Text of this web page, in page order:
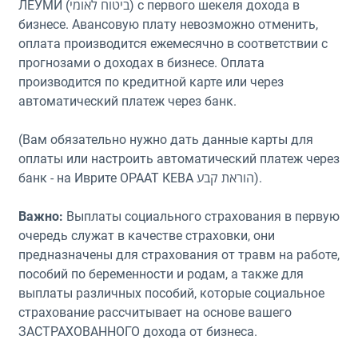
ЛЕУМИ (ביטוח לאומי) с первого шекеля дохода в
бизнесе. Авансовую плату невозможно отменить,
оплата производится ежемесячно в соответствии с
прогнозами о доходах в бизнесе. Оплата
производится по кредитной карте или через
автоматический платеж через банк.
(Вам обязательно нужно дать данные карты для
оплаты или настроить автоматический платеж через
банк - на Иврите ОРААТ КЕВА הוראת קבע).
Важно: Выплаты социального страхования в первую
очередь служат в качестве страховки, они
предназначены для страхования от травм на работе,
пособий по беременности и родам, а также для
выплаты различных пособий, которые социальное
страхование рассчитывает на основе вашего
ЗАСТРАХОВАННОГО дохода от бизнеса.